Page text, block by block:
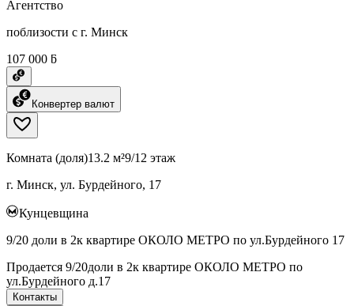
Агентство
поблизости с г. Минск
107 000 ƃ
Конвертер валют
Комната (доля)13.2 м²9/12 этаж
г. Минск, ул. Бурдейного, 17
Кунцевщина
9/20 доли в 2к квартире ОКОЛО МЕТРО по ул.Бурдейного 17
Продается 9/20доли в 2к квартире ОКОЛО МЕТРО по
ул.Бурдейного д.17
Контакты